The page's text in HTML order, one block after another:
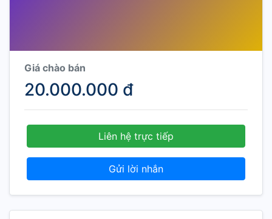
Giá chào bán
20.000.000 đ
Liên hệ trực tiếp
Gửi lời nhắn